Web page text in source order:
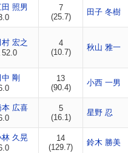
田 照男
7
(25.7)
田子 冬樹
村 宏之
4
(10.7)
秋山 雅一
中 剛
13
(90.4)
小西 一男
本 広喜
5
(16.1)
星野 忍
林 久晃
14
(129.7)
鈴木 勝美